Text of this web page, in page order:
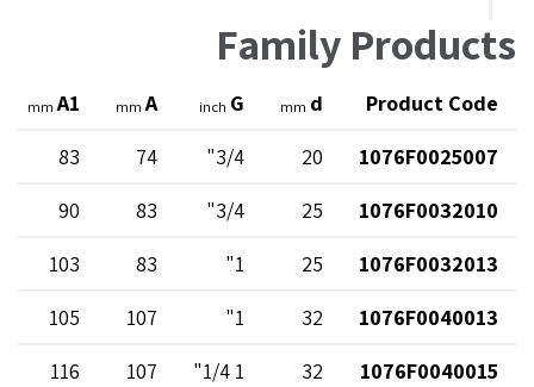
Family Products
Product Code
d
mm
G
inch
A
mm
A1
mm
1076F0025007
20
3/4"
74
83
1076F0032010
25
3/4"
83
90
1076F0032013
25
1"
83
103
1076F0040013
32
1"
107
105
1076F0040015
32
1 1/4"
107
116